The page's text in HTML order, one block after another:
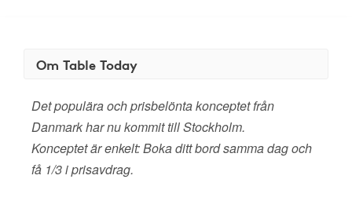
Om Table Today
Det populära och prisbelönta konceptet från
Danmark har nu kommit till Stockholm.
Konceptet är enkelt: Boka ditt bord samma dag och
få 1/3 i prisavdrag.